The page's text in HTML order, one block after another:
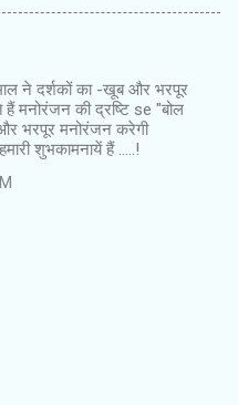
ने दर्शकों का -खूब और भरपूर
मनोरंजन की द्रष्टि se "बोल
भरपूर मनोरंजन करेगी
शुभकामनायें हैं .....!